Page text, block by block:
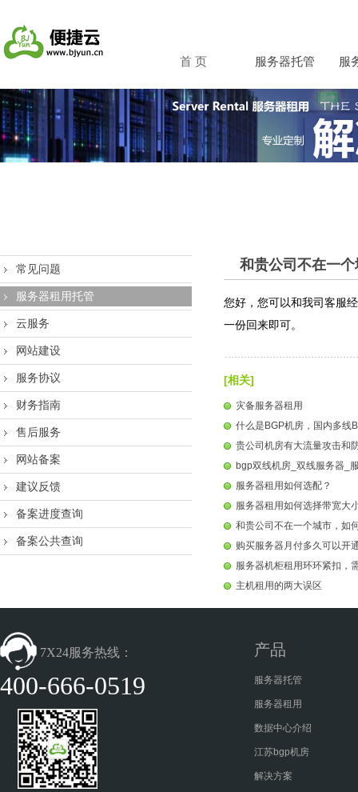
首 页 服务器托管 服
常见问题
服务器租用托管
云服务
网站建设
服务协议
财务指南
售后服务
网站备案
建议反馈
备案进度查询
备案公共查询
和贵公司不在一
您好，您可以和我司客服
一份回来即可。
[相关]
灾备服务器租用
什么是BGP机房，国内多线
贵公司机房有大流量攻击和
bgp双线机房_双线服务器_
服务器租用如何选配？
服务器租用如何选择带宽大
和贵公司不在一个城市，如
购买服务器月付多久可以开
服务器机柜租用环环紧扣，
主机租用的两大误区
7X24服务热线：
400-666-0519
产品
服务器托管
服务器租用
数据中心介绍
江苏bgp机房
解决方案